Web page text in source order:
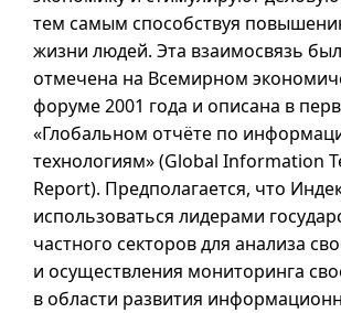
тем самым способствуя
жизни людей. Эта взаимосвязь
отмечена на Всемирном
форуме 2001 года и описана в
«Глобальном отчёте по
технологиям» (Global Information
Report). Предполагается, что
использоваться лидерами
частного секторов для анализа
и осуществления мониторинга
в области развития